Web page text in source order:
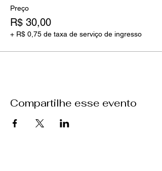
Preço
R$ 30,00
+ R$ 0,75 de taxa de serviço de ingresso
Compartilhe esse evento